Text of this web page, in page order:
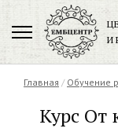
И
Главная / Обучение
Курс От